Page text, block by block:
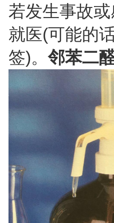
若发生事故
就医(可能的
签)。邻苯二